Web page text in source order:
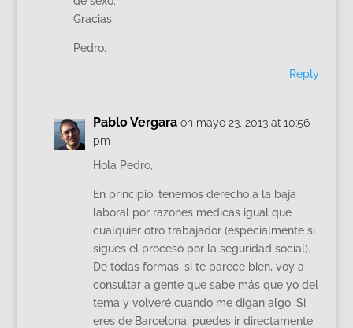
Gracias.
Pedro.
Reply
Pablo Vergara on mayo 23, 2013 at 10:56
pm
Hola Pedro,
En principio, tenemos derecho a la baja
laboral por razones médicas igual que
cualquier otro trabajador (especialmente si
sigues el proceso por la seguridad social).
De todas formas, si te parece bien, voy a
consultar a gente que sabe más que yo del
tema y volveré cuando me digan algo. Si
eres de Barcelona, puedes ir directamente